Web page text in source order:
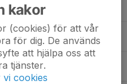
Tränare
Tränare
kakor
(cookies) för att vår
för dig. De används
att hjälpa oss att
tjänster.
vi cookies